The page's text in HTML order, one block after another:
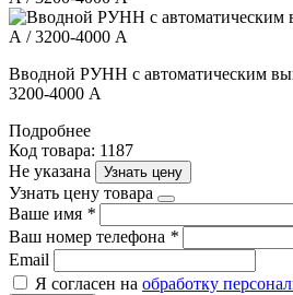
Вводной РУНН с автоматическим
3200-4000 А
Подробнее
Код товара: 1187
Не указана
Узнать цену
Узнать цену товара
Ваше имя *
Ваш номер телефона *
Email
Я согласен на обработку